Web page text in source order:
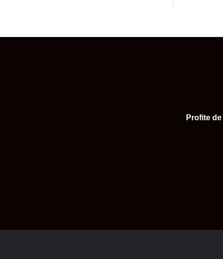
Profite de